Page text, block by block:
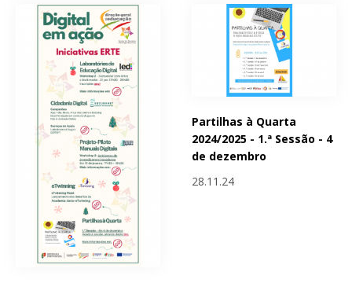
Partilhas à Quarta
2024/2025 - 1.ª Sessão - 4
de dezembro
28.11.24
Páginas